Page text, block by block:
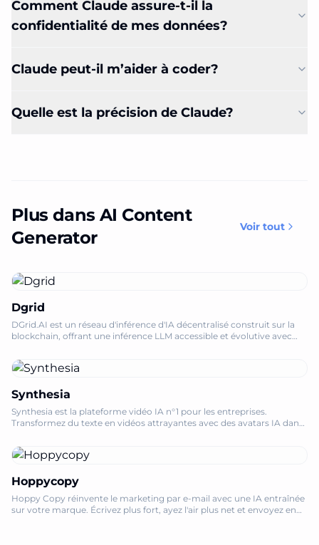
Comment Claude assure-t-il la
confidentialité de mes données?
Claude peut-il m’aider à coder?
Quelle est la précision de Claude?
Plus dans AI Content
Generator
Voir tout
Dgrid
DGrid.AI est un réseau d'inférence d'IA décentralisé construit sur la
blockchain, offrant une inférence LLM accessible et évolutive avec
Synthesia
Synthesia est la plateforme vidéo IA n°1 pour les entreprises.
Transformez du texte en vidéos attrayantes avec des avatars IA dans
l'argent.
Hoppycopy
Hoppy Copy réinvente le marketing par e-mail avec une IA entraînée
sur votre marque. Écrivez plus fort, ayez l'air plus net et envoyez en